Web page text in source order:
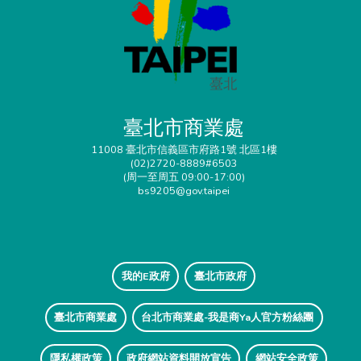
臺北市商業處
11008 臺北市信義區市府路1號 北區1樓
(02)2720-8889#6503
(周一至周五 09:00-17:00)
bs9205@gov.taipei
我的E政府 臺北市政府
臺北市商業處 台北市商業處-我是商Ya人官方粉絲團